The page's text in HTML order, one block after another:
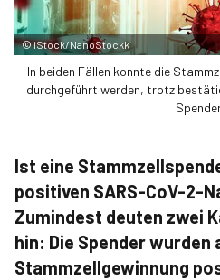
©iStock/NanoStockk
In beiden Fällen konnte die
durchgeführt werden, trotz
Ist eine
positiven SARS-CoV-2-
Zumindest deuten zwei
hin: Die Spender wurden
Stammzellgewinnung